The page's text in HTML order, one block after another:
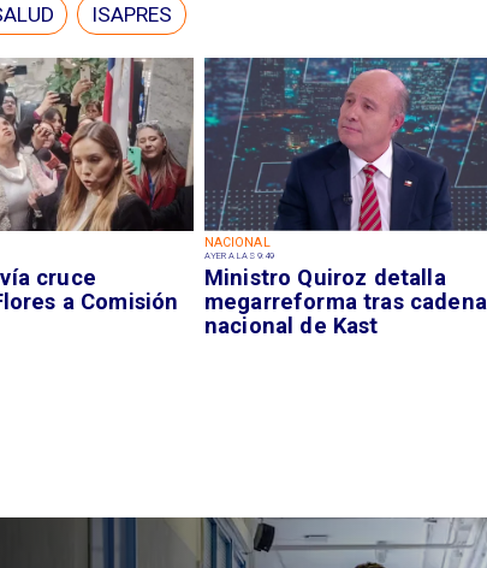
cruce
a Comisión
NACIONAL
AYER A LAS 9:49
Ministro Quiroz detalla
megarreforma tras cadena
nacional de Kast
ISAPRES